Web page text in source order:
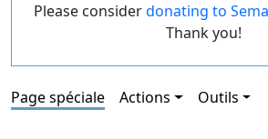
Please considerdonating to
Thank you!
Page spéciale Actions Outils